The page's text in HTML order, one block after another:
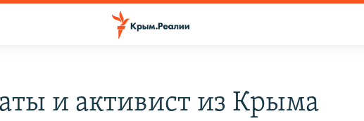
и активист из Крыма